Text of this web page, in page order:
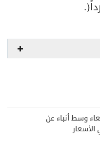
وسط أنباء عن